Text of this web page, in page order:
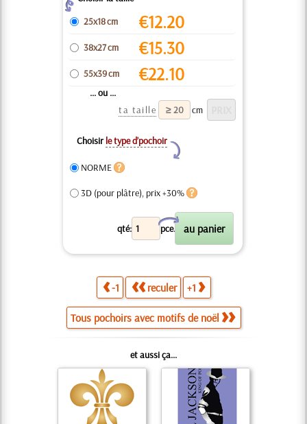
25x18 cm
€12.20
38x27 cm €15.30
55x39 cm €22.10
... ou ...
ta taille
cm
Choisir le type d’pochoir
Y
NORME
3D (pour plâtre), prix +30%
qté: pce.
X
-1 reculer +1
Tous pochoirs avec motifs de noël
et aussi ça...